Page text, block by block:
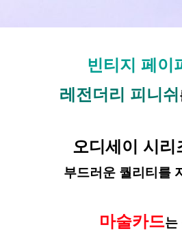
빈티지 페이
레전더리 피니쉬
오디세이 시리
부드러운 퀄리티를
마술카드는